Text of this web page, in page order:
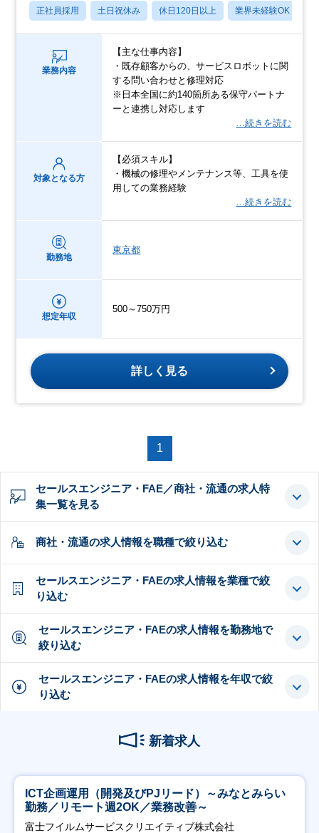
正社員採用 土日祝休み 休日120日以上 業界未経験OK
業務内容
【主な仕事内容】
・既存顧客からの、サービスロボットに関
する問い合わせと修理対応
※日本全国に約140箇所ある保守パートナ
ーと連携し対応します
…続きを読む
対象となる方
【必須スキル】
・機械の修理やメンテナンス等、工具を使
用しての業務経験
…続きを読む
勤務地
東京都
想定年収
500～750万円
詳しく見る
1
セールスエンジニア・FAE／商社・流通の求人特
集一覧を見る
商社・流通の求人情報を職種で絞り込む
セールスエンジニア・FAEの求人情報を業種で絞
り込む
セールスエンジニア・FAEの求人情報を勤務地で
絞り込む
セールスエンジニア・FAEの求人情報を年収で絞
り込む
新着求人
ICT企画運用（開発及びPJリード）～みなとみらい
勤務／リモート週2OK／業務改善～
富士フイルムサービスクリエイティブ株式会社